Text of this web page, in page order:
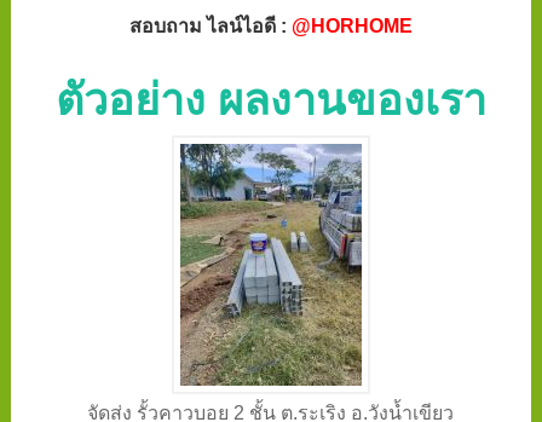
สอบถาม ไลน์ไอดี : @HORHOME
ตัวอย่าง ผลงานของเรา
จัดส่ง รั้วคาวบอย 2 ชั้น ต.ระเริง อ.วังน้ำเขียว